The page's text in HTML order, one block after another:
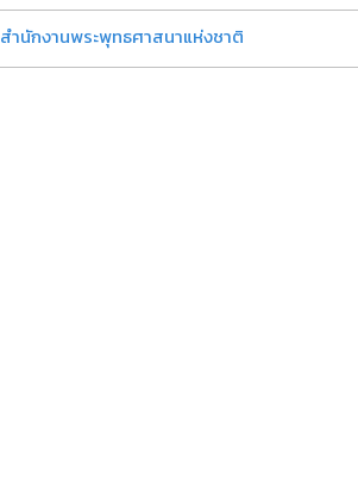
สำนักงานพระพุทธศาสนาแห่งชาติ